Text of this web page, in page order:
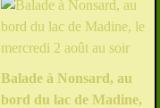
Balade à Nonsard, au
bord du lac de Madine,